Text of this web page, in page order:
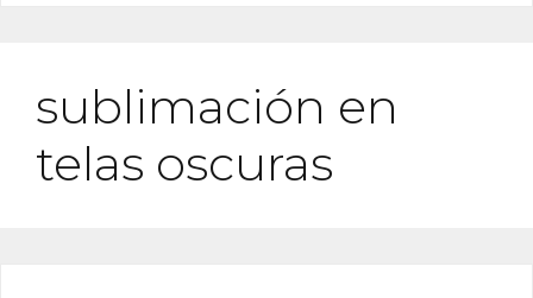
sublimación en
telas oscuras